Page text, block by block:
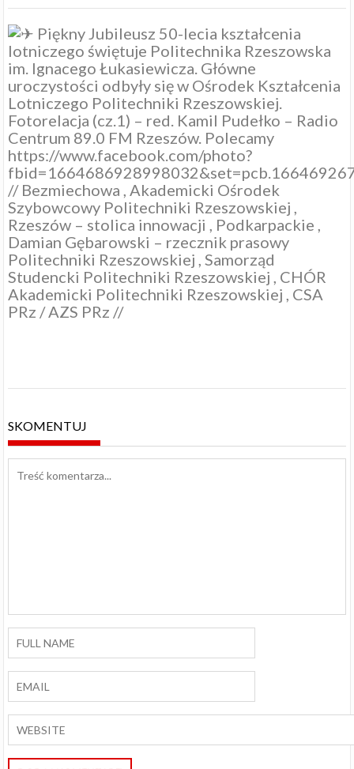
Piękny Jubileusz 50-lecia kształcenia
lotniczego świętuje Politechnika Rzeszowska
im. Ignacego Łukasiewicza. Główne
uroczystości odbyły się w Ośrodek Kształcenia
Lotniczego Politechniki Rzeszowskiej.
Fotorelacja (cz.1) – red. Kamil Pudełko – Radio
Centrum 89.0 FM Rzeszów. Polecamy
https://www.facebook.com/photo?
// Bezmiechowa , Akademicki Ośrodek
Szybowcowy Politechniki Rzeszowskiej ,
Rzeszów – stolica innowacji , Podkarpackie ,
Damian Gębarowski – rzecznik prasowy
Politechniki Rzeszowskiej ,Samorząd
Studencki Politechniki Rzeszowskiej , CHÓR
Akademicki Politechniki Rzeszowskiej , CSA
PRz / AZS PRz //
SKOMENTUJ